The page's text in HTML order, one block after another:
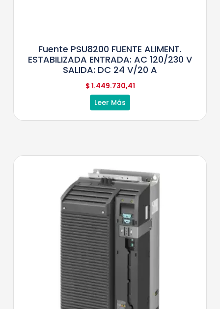
Fuente PSU8200 FUENTE ALIMENT.
ESTABILIZADA ENTRADA: AC 120/230 V
SALIDA: DC 24 V/20 A
$ 1.449.730,41
Leer Más